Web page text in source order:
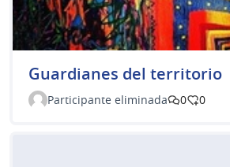
Guardianes del territorio
Participante eliminada
0 0